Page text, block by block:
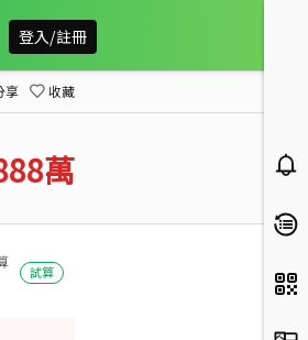
登入/註冊
享 收藏
萬
試算